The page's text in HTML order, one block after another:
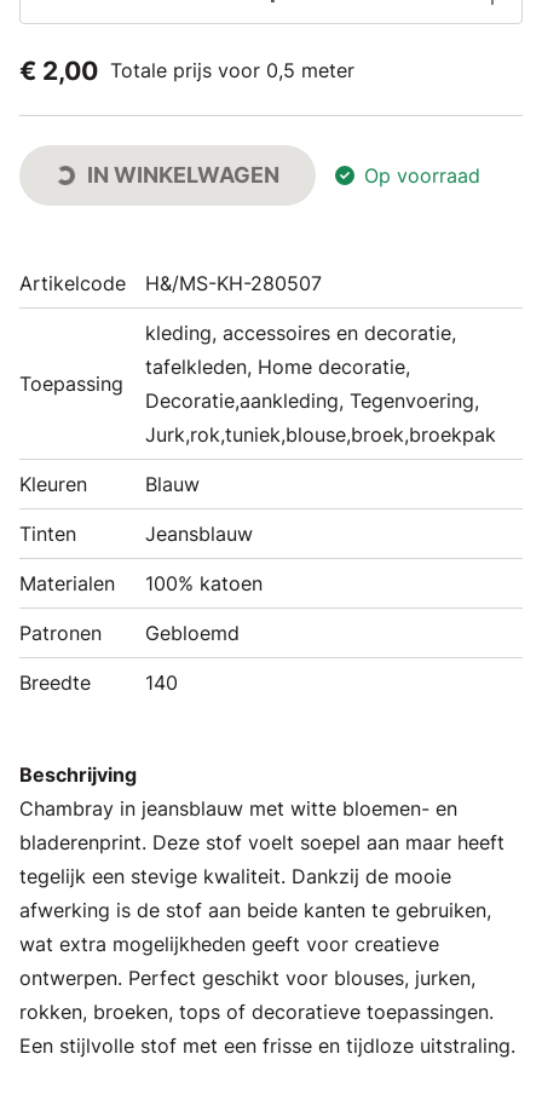
€ 2,00 Totale prijs voor 0,5 meter
IN WINKELWAGEN Op voorraad
Artikelcode H&/MS-KH-280507
Toepassing
kleding, accessoires en decoratie,
tafelkleden, Home decoratie,
Decoratie,aankleding, Tegenvoering,
Jurk,rok,tuniek,blouse,broek,broekpak
Kleuren Blauw
Tinten Jeansblauw
Materialen 100% katoen
Patronen Gebloemd
Breedte 140
Beschrijving
Chambray in jeansblauw met witte bloemen- en
bladerenprint. Deze stof voelt soepel aan maar heeft
tegelijk een stevige kwaliteit. Dankzij de mooie
afwerking is de stof aan beide kanten te gebruiken,
wat extra mogelijkheden geeft voor creatieve
ontwerpen. Perfect geschikt voor blouses, jurken,
rokken, broeken, tops of decoratieve toepassingen.
Een stijlvolle stof met een frisse en tijdloze uitstraling.